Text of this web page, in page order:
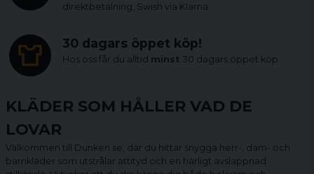
direktbetalning, Swish via Klarna.
30 dagars öppet köp!
Hos oss får du alltid minst 30 dagars öppet köp.
KLÄDER SOM HÅLLER VAD DE
LOVAR
Välkommen till Dunken.se, där du hittar snygga herr-, dam- och
barnkläder som utstrålar attityd och en härligt avslappnad